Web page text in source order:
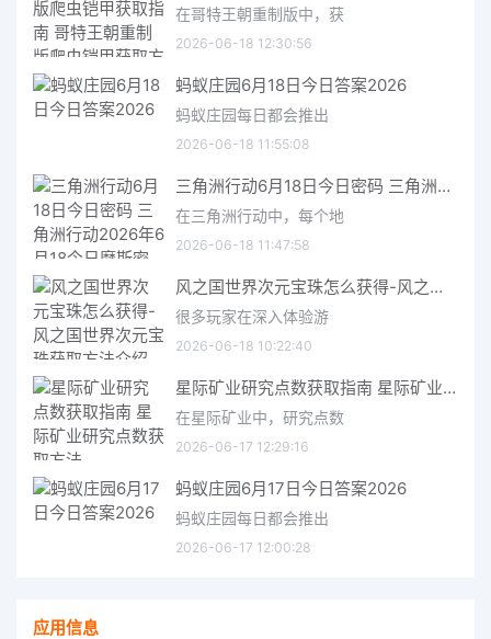
在哥特王朝重制版中，获
2026-06-18 12:30:56
蚂蚁庄园6月18日今日答案2026
蚂蚁庄园每日都会推出
2026-06-18 11:55:08
三角洲行动6月18日今日密码 三角洲行动2026年6月18今日摩斯密码分享
在三角洲行动中，每个地
2026-06-18 11:47:58
风之国世界次元宝珠怎么获得-风之国世界次元宝珠获取方法介绍
很多玩家在深入体验游
2026-06-18 10:22:40
星际矿业研究点数获取指南 星际矿业研究点数获取方法
在星际矿业中，研究点数
2026-06-17 12:29:16
蚂蚁庄园6月17日今日答案2026
蚂蚁庄园每日都会推出
2026-06-17 12:00:28
应用信息